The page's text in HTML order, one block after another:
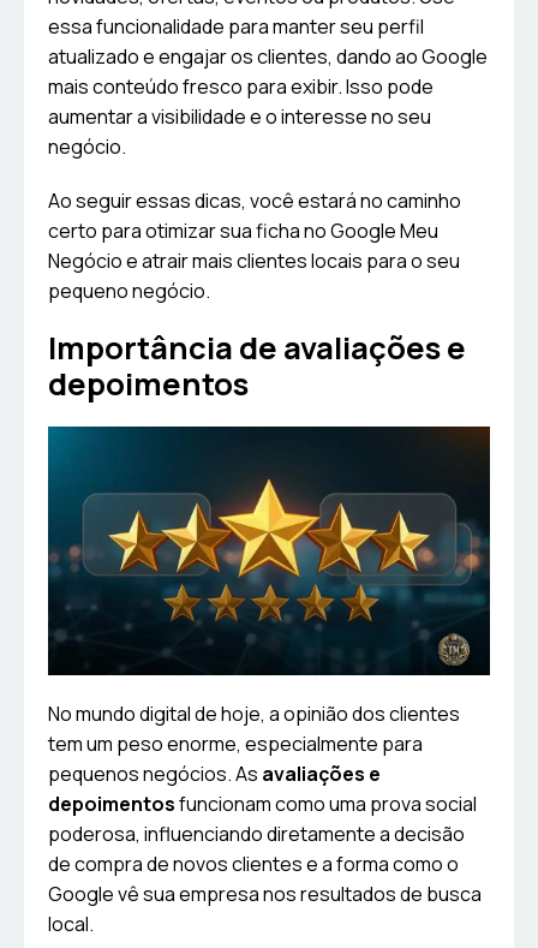
essa funcionalidade para manter seu perfil
atualizado e engajar os clientes, dando ao Google
mais conteúdo fresco para exibir. Isso pode
aumentar a visibilidade e o interesse no seu
negócio.
Ao seguir essas dicas, você estará no caminho
certo para otimizar sua ficha no Google Meu
Negócio e atrair mais clientes locais para o seu
pequeno negócio.
Importância de avaliações e
depoimentos
No mundo digital de hoje, a opinião dos clientes
tem um peso enorme, especialmente para
pequenos negócios. As avaliações e
depoimentosfuncionam como uma prova social
poderosa, influenciando diretamente a decisão
de compra de novos clientes e a forma como o
Google vê sua empresa nos resultados de busca
local.